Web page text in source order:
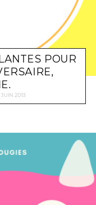
POUR
JUIN 2013